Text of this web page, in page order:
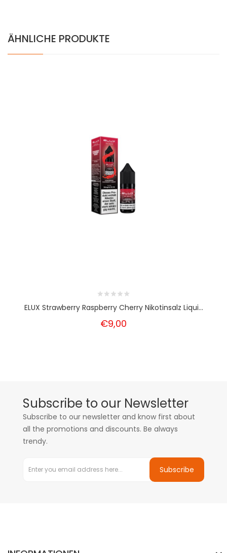
ÄHNLICHE PRODUKTE
ELUX Strawberry Raspberry Cherry Nikotinsalz Liqui...
€9,00
Subscribe to our Newsletter
Subscribe to our newsletter and know first about
all the promotions and discounts. Be always
trendy.
Subscribe